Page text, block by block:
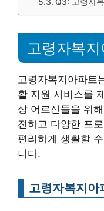
고령자복
고령자복지아파트
활 지원 서비스를
상 어르신들을 위
전하고 다양한 프
편리하게 생활할
니다.
고령자복지아